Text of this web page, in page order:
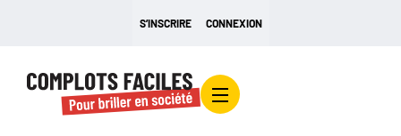
S’INSCRIRE CONNEXION